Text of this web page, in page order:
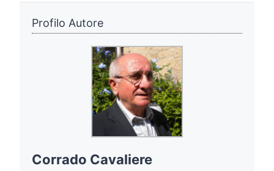
Profilo Autore
Corrado Cavaliere